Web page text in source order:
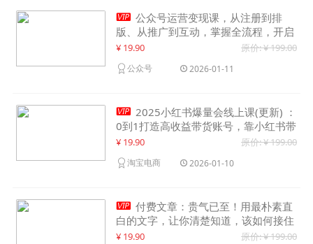
 公众号运营变现课，从注册到排
版、从推广到互动，掌握全流程，开启
个人品牌月入30000+
¥ 19.90 原价: ¥ 199.00
公众号 2026-01-11
 2025小红书爆量会线上课(更新) ：
0到1打造高收益带货账号，靠小红书带
货年入100w？机会来了！
¥ 19.90 原价: ¥ 199.00
淘宝电商 2026-01-10
 付费文章：贵气已至！用最朴素直
白的文字，让你清楚知道，该如何接住
这一次时代的泼天富贵
¥ 19.90 原价: ¥ 199.00